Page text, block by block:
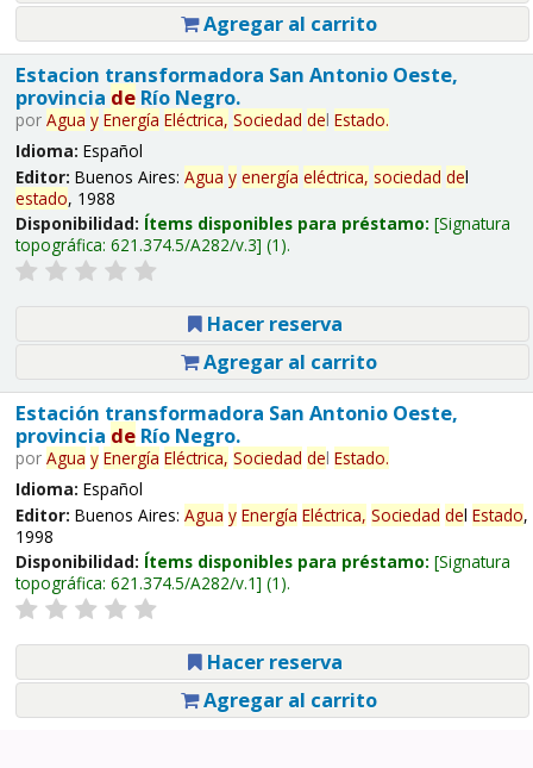
Agregar al carrito
Estacion transformadora San Antonio Oeste,
provincia deRío Negro.
por Agua y Energía Eléctrica, Sociedad del Estado.
Idioma: Español
Editor: Buenos Aires: Agua y energía eléctrica, sociedad del
estado, 1988
Disponibilidad: Ítems disponibles para préstamo: Signatura
topográfica: 621.374.5/A282/v.3 (1).
Hacer reserva
Agregar al carrito
Estación transformadora San Antonio Oeste,
provincia deRío Negro.
por Agua y Energía Eléctrica, Sociedad del Estado.
Idioma: Español
Editor: Buenos Aires: Agua y Energía Eléctrica, Sociedad del Estado,
1998
Disponibilidad: Ítems disponibles para préstamo: Signatura
topográfica: 621.374.5/A282/v.1 (1).
Hacer reserva
Agregar al carrito